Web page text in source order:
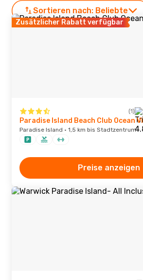
Sortieren nach: Beliebte
Zusätzlicher Rabatt verfügbar
(1)
Paradise Island Beach Club Ocean
Paradise Island · 1,5 km bis Stadtzentrum
Preise anzeigen